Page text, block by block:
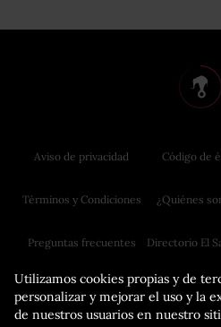
Utilizamos cookies propias y de
personalizar y mejorar el uso y la
de nuestros usuarios en nuestro
Aviso de privacidad
Términos y Condiciones
Preguntas frecuentes
Código de
¿Quiénes
Directorio El